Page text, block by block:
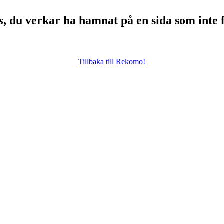
, du verkar ha hamnat på en sida som inte
Tillbaka till Rekomo!